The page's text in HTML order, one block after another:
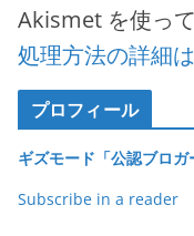
Akismet を使って
処理方法の詳細
プロフィール
ギズモード「公認ブロガ
Subscribe in a reader